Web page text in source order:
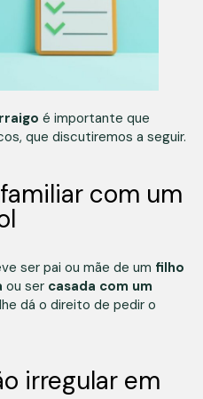
é importante que
que discutiremos a seguir.
com um
ser pai ou mãe de um filho
ou ser casada com um
dá o direito de pedir o
irregular em